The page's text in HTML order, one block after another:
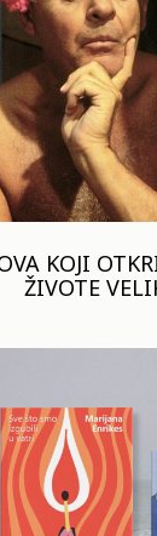
KOJI
ŽIVOTE